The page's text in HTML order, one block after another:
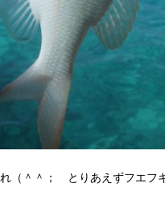
（＾＾； とりあえずフエフキ